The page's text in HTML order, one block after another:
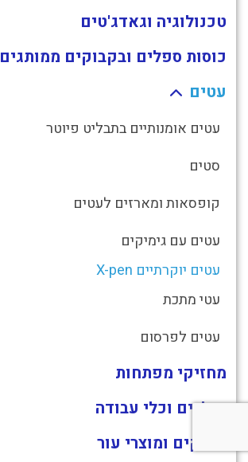
טכנולוגיה וגאדג'טים
כוסות ספלים ובקבוקים ממותגים
עטים
עטים אומנותיים בתבליט פיוטר
סטים
קופסאות ומארזים לעטים
עטים עם גימיקים
עטים יוקרתיים X-pen
עטי מתכת
עטים לפרסום
מחזיקי מפתחות
אולרים וכלי עבודה
ארנקים ומוצרי עור